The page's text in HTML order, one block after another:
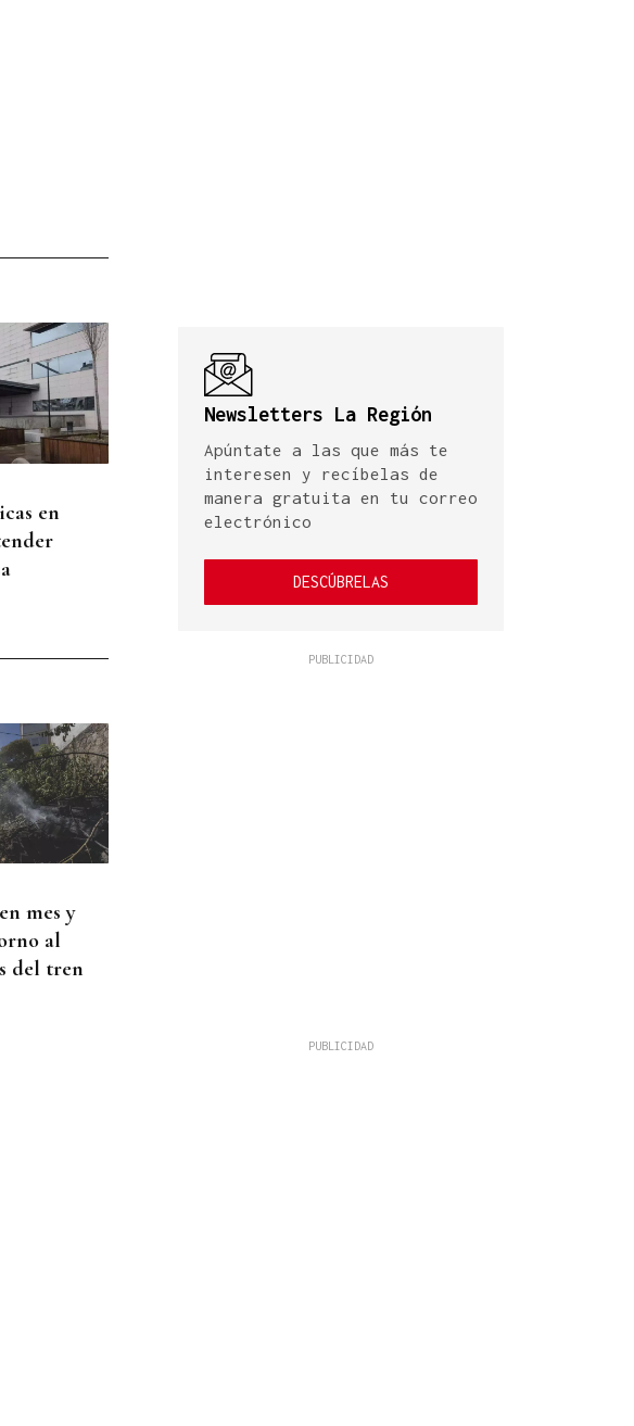
en
mes y
al
del tren
Newsletters La Región
Apúntate a las que más te
interesen y recíbelas de
manera gratuita en tu correo
electrónico
DESCÚBRELAS